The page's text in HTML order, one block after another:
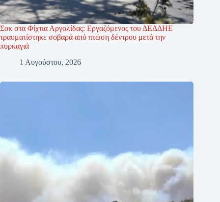
Σοκ στα Φίχτια Αργολίδας: Εργαζόμενος του ΔΕΔΔΗΕ
τραυματίστηκε σοβαρά από πτώση δέντρου μετά την
πυρκαγιά
1 Αυγούστου, 2026